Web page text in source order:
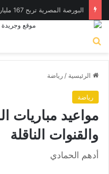
الرئيسية / رياضة
رياضة
مواعيد مباريات
والقنوات الناقلة
أدهم الحمادي